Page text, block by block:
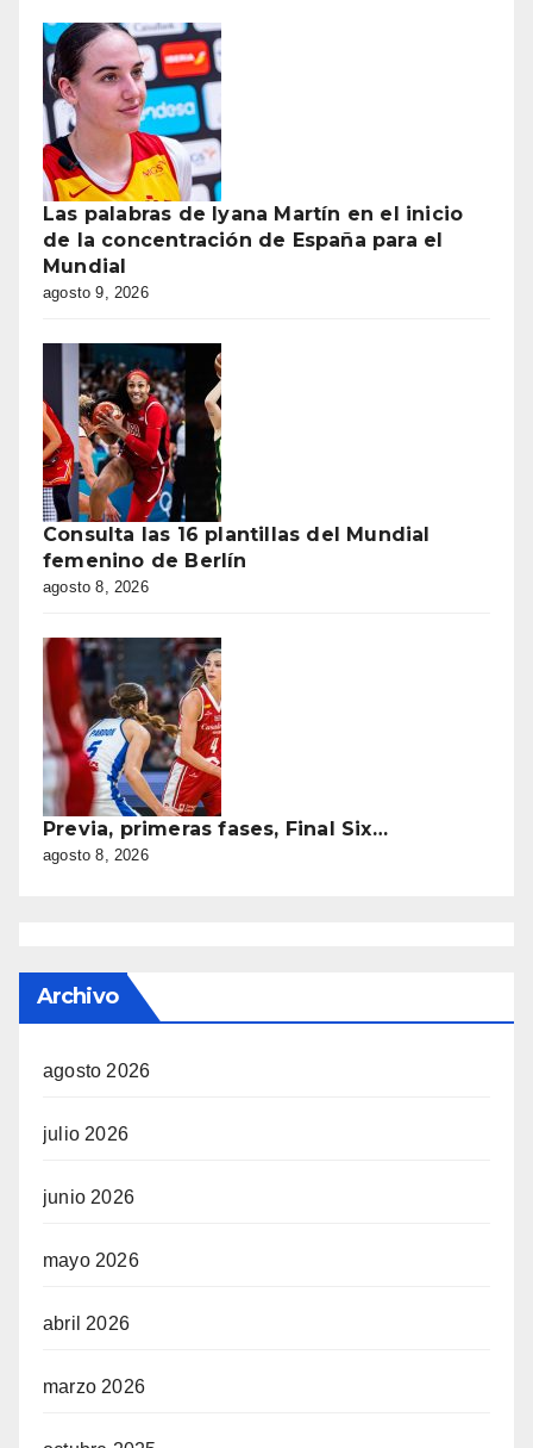
Las palabras de Iyana Martín en el inicio
de la concentración de España para el
Mundial
agosto 9, 2026
Consulta las 16 plantillas del Mundial
femenino de Berlín
agosto 8, 2026
Previa, primeras fases, Final Six…
agosto 8, 2026
Archivo
agosto 2026
julio 2026
junio 2026
mayo 2026
abril 2026
marzo 2026